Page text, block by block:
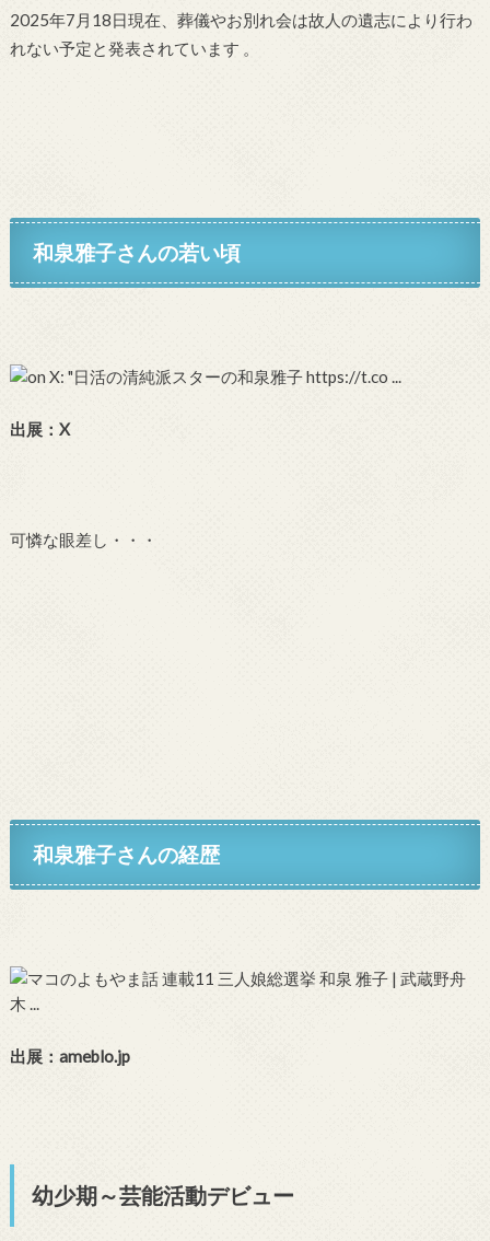
2025年7月18日現在、葬儀やお別れ会は故人の遺志により行わ
れない予定と発表されています 。
和泉雅子さんの若い頃
出展：X
可憐な眼差し・・・
和泉雅子さんの経歴
出展：ameblo.jp
幼少期～芸能活動デビュー